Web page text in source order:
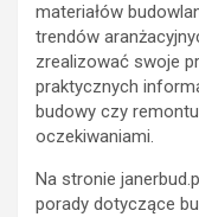
materiałów
trendów
zrealizować swoje
praktycznych
budowy czy
oczekiwaniami.
Na stronie
porady dotyczące